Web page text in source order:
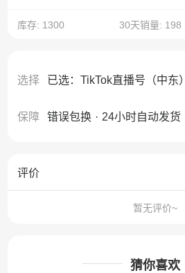
库存: 1300 30天销量: 198
选择 已选：TikTok直播号（中东）
保障 错误包换 · 24小时自动发货
评价
暂无评价~
猜你喜欢